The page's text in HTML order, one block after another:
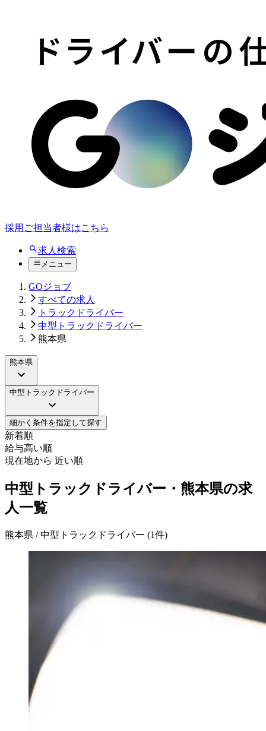
採用ご担当者様はこちら
求人検索
メニュー
GOジョブ
すべての求人
トラックドライバー
中型トラックドライバー
熊本県
熊本県
中型トラックドライバー
細かく条件を指定して探す
新着順
給与高い順
現在地から 近い順
中型トラックドライバー・熊本県の求
人一覧
熊本県 / 中型トラックドライバー (1件)